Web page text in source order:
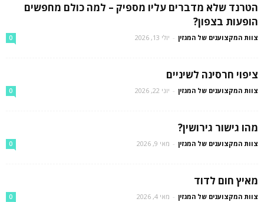
הטרנד שלא מדברים עליו מספיק – למה כולם מחפשים
הופעות בצפון?
צוות המקצוענים של המגזין - יולי 13, 2026 0
ציפוי חרסינה לשיניים
צוות המקצוענים של המגזין - יוני 22, 2026 0
מהו גישור גירושין?
צוות המקצוענים של המגזין - מאי 9, 2026 0
מאיץ חום לדוד
צוות המקצוענים של המגזין - מאי 4, 2026 0